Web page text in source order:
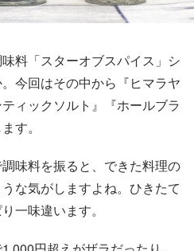
料「スターオブスパイス」シ
今回はその中から『ヒマラヤ
ィックソルト』『ホールブラ
す。
味料を振ると、できた料理の
な気がしますよね。ひきたて
一味違います。